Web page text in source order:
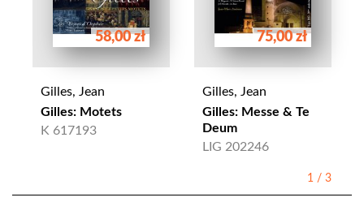
58,00 zł
Gilles, Jean
Gilles: Motets
K 617193
75,00 zł
Gilles, Jean
Gilles: Messe & Te
Deum
LIG 202246
1 / 3